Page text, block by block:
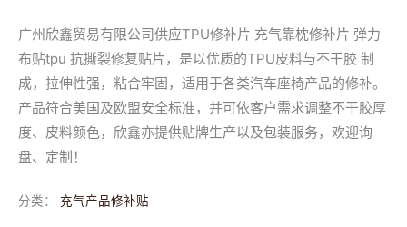
广州欣鑫贸易有限公司供应TPU修补片 充气靠枕修补片 弹力
布贴tpu 抗撕裂修复贴片，是以优质的TPU皮料与不干胶 制
成，拉伸性强，粘合牢固，适用于各类汽车座椅产品的修补。
产品符合美国及欧盟安全标准，并可依客户需求调整不干胶厚
度、皮料颜色，欣鑫亦提供贴牌生产以及包装服务，欢迎询
盘、定制！
分类： 充气产品修补贴